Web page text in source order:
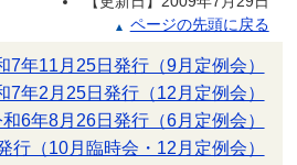
ページの先頭に戻る
年11月25日発行（9月定例会）
年2月25日発行（12月定例会）
6年8月26日発行（6月定例会）
（10月臨時会・12月定例会）